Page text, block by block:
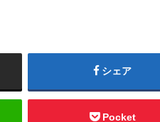
シェア
Pocket